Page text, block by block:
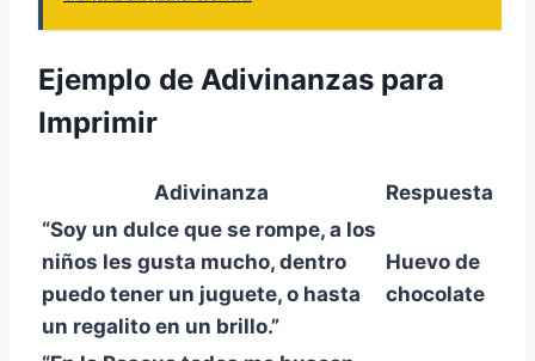
Ejemplo de Adivinanzas para
Imprimir
Adivinanza
Respuesta
“Soy un dulce que se rompe, a los
niños les gusta mucho, dentro
puedo tener un juguete, o hasta
un regalito en un brillo.”
Huevo de
chocolate